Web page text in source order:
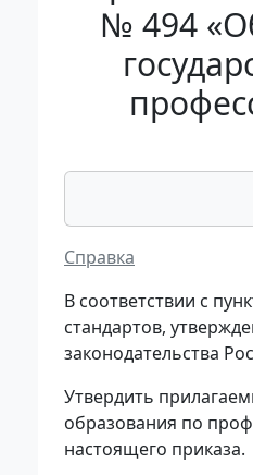
№ 494
Справка
В соответствии с
стандартов,
законодательства
Утвердить
образования по
настоящего приказа.